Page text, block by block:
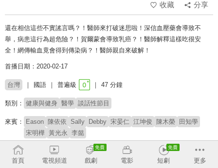
收藏
分享
還在相信這些不實謠言嗎？！醫師來打破迷思啦！深信血壓藥會導致不
舉，病患這行為超危險？！賀爾蒙會導致乳癌？！醫師解釋這樣吃很安
全！網傳輸血竟會得到傳染病？！醫師親自來破解！
首播日期：2020-02-17
台灣 國語 普遍級 47 分鐘
類別： 健康與健身 醫學 談話性節目
來賓： Eason 陳依依 Sally Debby 宋晏仁 江坤俊 陳木榮
田知學
宋明樺 黃光永 李懿
主持：
首頁 電視頻道 戲劇 電影 短劇 更多